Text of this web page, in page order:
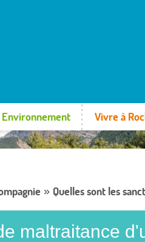
Environnement Vivre à
» Quelles sont les
maltraitance